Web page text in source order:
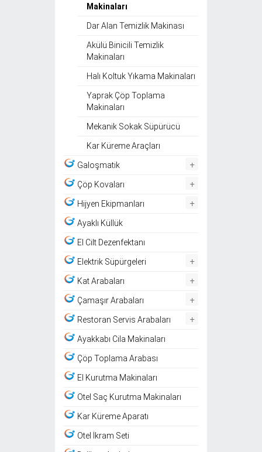
Makinaları
Dar Alan Temizlik Makinası
Akülü Binicili Temizlik
Makinaları
Halı Koltuk Yıkama Makinaları
Yaprak Çöp Toplama
Makinaları
Mekanik Sokak Süpürücü
Kar Küreme Araçları
Galoşmatik +
Çöp Kovaları +
Hijyen Ekipmanları +
Ayaklı Küllük
El Cilt Dezenfektanı
Elektrik Süpürgeleri +
Kat Arabaları +
Çamaşır Arabaları +
Restoran Servis Arabaları +
Ayakkabı Cila Makinaları
Çöp Toplama Arabası
El Kurutma Makinaları
Otel Saç Kurutma Makinaları
Kar Küreme Aparatı
Otel İkram Seti